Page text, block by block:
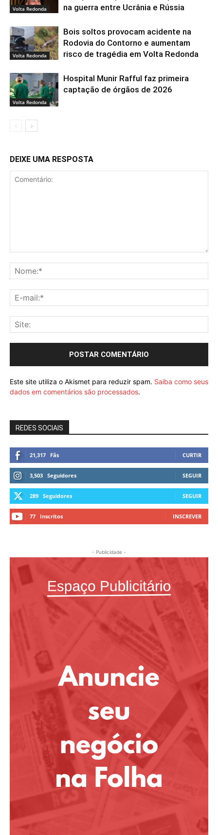
Volta Redonda
na guerra entre Ucrânia e Rússia
Volta Redonda
Bois soltos provocam acidente na
Rodovia do Contorno e aumentam
risco de tragédia em Volta Redonda
Volta Redonda
Hospital Munir Rafful faz primeira
captação de órgãos de 2026
DEIXE UMA RESPOSTA
Este site utiliza o Akismet para reduzir spam. Saiba como seus
dados em comentários são processados.
REDES SOCIAIS
21,317 Fãs CURTIR
3,503 Seguidores SEGUIR
289 Seguidores SEGUIR
77 Inscritos INSCREVER
- Publicidade -